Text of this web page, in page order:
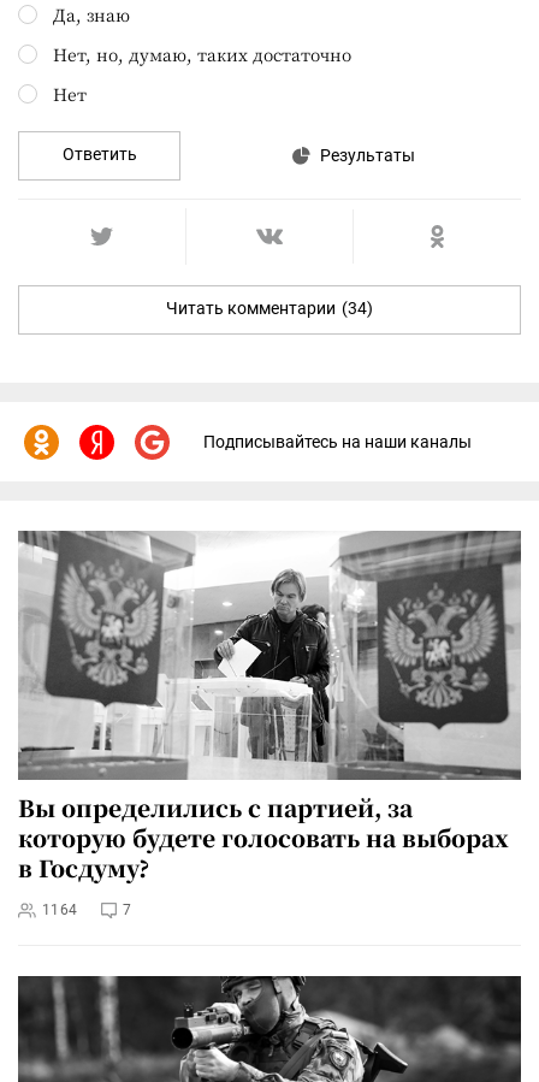
Да, знаю
Нет, но, думаю, таких достаточно
Нет
Ответить Результаты
Читать комментарии (34)
Подписывайтесь на наши каналы
Вы определились с партией, за
которую будете голосовать на выборах
в Госдуму?
1164 7